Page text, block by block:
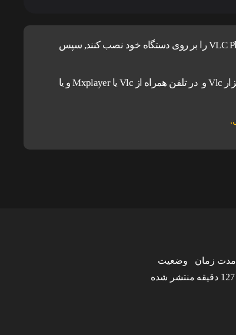
کاربران آیفون و مک ، برای اجرای پخش آنلاین باید نرم افزار VLC Player را بر روی دستگاه خود نصب کنند, سپس
برای دانلود و اجرای فیلم ها پیشنهاد می شود در کامپیوتر از نرم افزار Vlc و در تلفن همراه از Vlc یا Mxplayer و یا
مدت زمان
127 دقیقه
وضعیت
منتشر شده